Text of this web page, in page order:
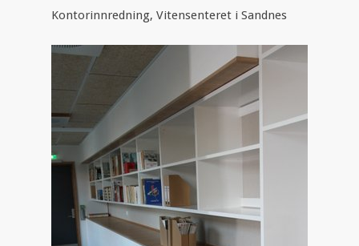
Kontorinnredning, Vitensenteret i Sandnes